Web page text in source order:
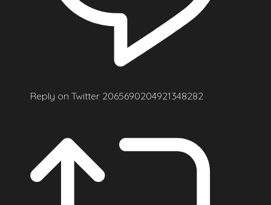
Reply on Twitter 2065690204921348282